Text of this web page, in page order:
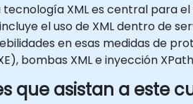
tecnología XML es central para
el uso de XML dentro de
en esas medidas de
bombas XML e inyección
que asistan a este